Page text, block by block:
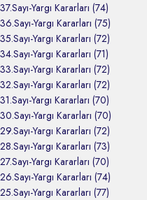
37.Sayı-Yargı Kararları (74)
36.Sayı-Yargı Kararları (75)
35.Sayı-Yargı Kararları (72)
34.Sayı-Yargı Kararları (71)
33.Sayı-Yargı Kararları (72)
32.Sayı-Yargı Kararları (72)
31.Sayı-Yargı Kararları (70)
30.Sayı-Yargı Kararları (70)
29.Sayı-Yargı Kararları (72)
28.Sayı-Yargı Kararları (73)
27.Sayı-Yargı Kararları (70)
26.Sayı-Yargı Kararları (74)
25.Sayı-Yargı Kararları (77)